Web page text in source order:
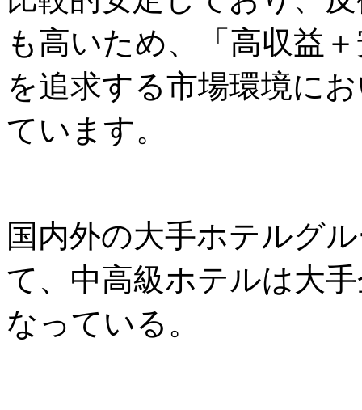
も高いため、「高収益
を追求する市場環境に
ています。
国内外の大手ホテルグ
て、中高級ホテルは大
なっている。